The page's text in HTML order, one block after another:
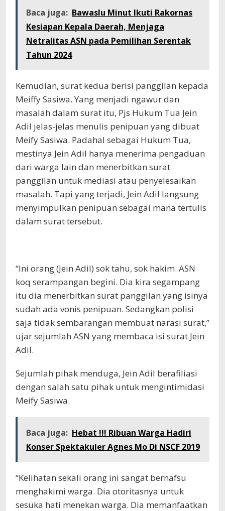
Baca juga: Bawaslu Minut Ikuti Rakornas
Kesiapan Kepala Daerah, Menjaga
Netralitas ASN pada Pemilihan Serentak
Tahun 2024
Kemudian, surat kedua berisi panggilan kepada
Meiffy Sasiwa. Yang menjadi ngawur dan
masalah dalam surat itu, Pjs Hukum Tua Jein
Adil jelas-jelas menulis penipuan yang dibuat
Meify Sasiwa. Padahal sebagai Hukum Tua,
mestinya Jein Adil hanya menerima pengaduan
dari warga lain dan menerbitkan surat
panggilan untuk mediasi atau penyelesaikan
masalah. Tapi yang terjadi, Jein Adil langsung
menyimpulkan penipuan sebagai mana tertulis
dalam surat tersebut.
“Ini orang (Jein Adil) sok tahu, sok hakim. ASN
koq serampangan begini. Dia kira segampang
itu dia menerbitkan surat panggilan yang isinya
sudah ada vonis penipuan. Sedangkan polisi
saja tidak sembarangan membuat narasi surat,”
ujar sejumlah ASN yang membaca isi surat Jein
Adil.
Sejumlah pihak menduga, Jein Adil berafiliasi
dengan salah satu pihak untuk mengintimidasi
Meify Sasiwa.
Baca juga: Hebat !!! Ribuan Warga Hadiri
Konser Spektakuler Agnes Mo Di NSCF 2019
“Kelihatan sekali orang ini sangat bernafsu
menghakimi warga. Dia otoritasnya untuk
sesuka hati menekan warga. Dia memanfaatkan